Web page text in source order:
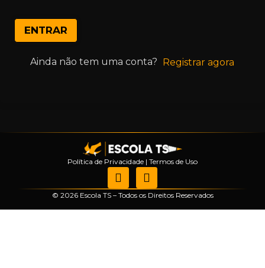
ENTRAR
Ainda não tem uma conta? Registrar agora
Política de Privacidade | Termos de Uso
© 2026 Escola TS – Todos os Direitos Reservados